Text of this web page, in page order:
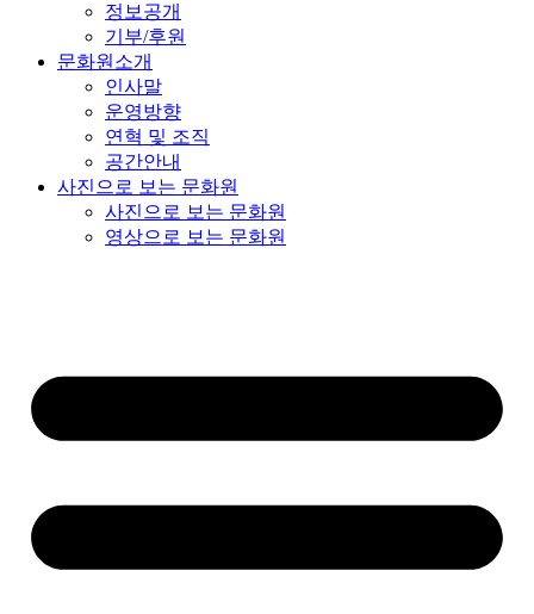
정보공개
기부/후원
문화원소개
인사말
운영방향
연혁 및 조직
공간안내
사진으로 보는 문화원
사진으로 보는 문화원
영상으로 보는 문화원